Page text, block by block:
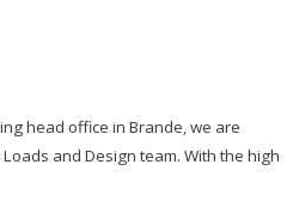
head office in Brande, we are
and Design team. With the high